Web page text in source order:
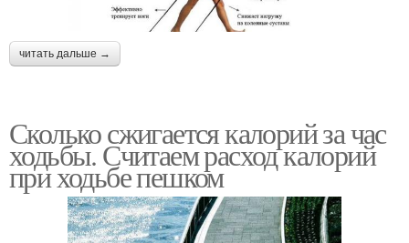
читать дальше →
Сколько сжигается калорий за час
ходьбы. Считаем расход калорий
при ходьбе пешком